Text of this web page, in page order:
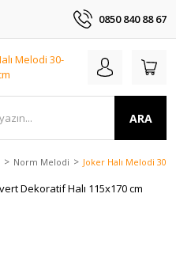
0850 840 88 67
ARA
Norm Melodi Joker Halı Melodi 30-